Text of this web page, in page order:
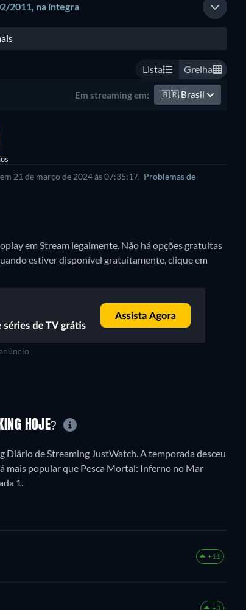
2011, na íntegra
Lista Grelha
Em streaming em: 🇧🇷 Brasil
21 de março de 2024 às 07:35:17. Problemas de
em Stream legalmente. Não há opções gratuitas
estiver disponível gratuitamente, clique em
HOJE?
Diário de Streaming JustWatch. A temporada desceu
mais popular que Pesca Mortal: Inferno no Mar
1.
+11
+3